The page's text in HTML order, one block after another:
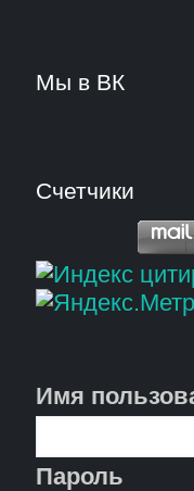
Мы в ВК
Счетчики
Имя
Пароль